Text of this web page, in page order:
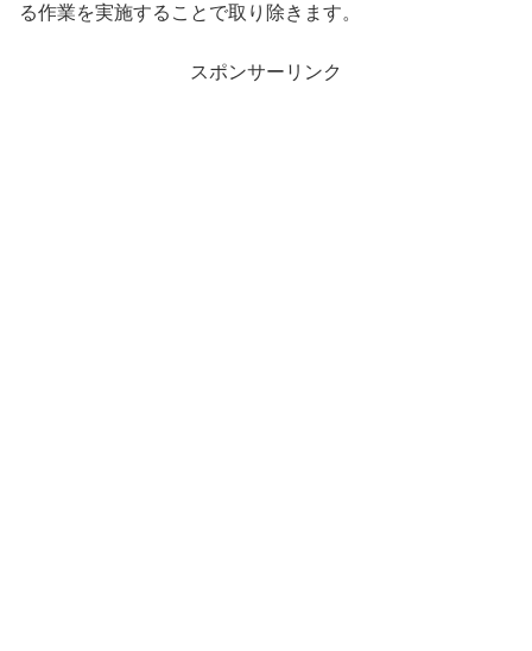
る作業を実施することで取り除きます。
スポンサーリンク